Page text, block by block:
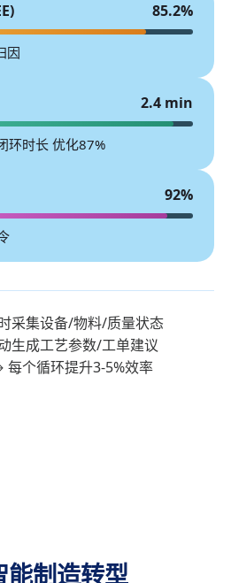
85.2%
因
2.4 min
环时长 优化87%
92%
采集设备/物料/质量状态
生成工艺参数/工单建议
每个循环提升3-5%效率
能制造转型